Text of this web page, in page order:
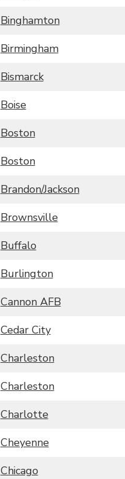
Binghamton
Birmingham
Bismarck
Boise
Boston
Boston
Brandon/Jackson
Brownsville
Buffalo
Burlington
Cannon AFB
Cedar City
Charleston
Charleston
Charlotte
Cheyenne
Chicago